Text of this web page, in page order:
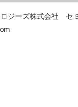
ジーズ株式会社　セ